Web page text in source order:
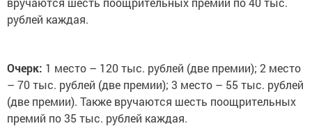
рублей каждая.
Очерк: 1 место – 120 тыс. рублей (две премии); 2 место
– 70 тыс. рублей (две премии); 3 место – 55 тыс. рублей
(две премии). Также вручаются шесть поощрительных
премий по 35 тыс. рублей каждая.